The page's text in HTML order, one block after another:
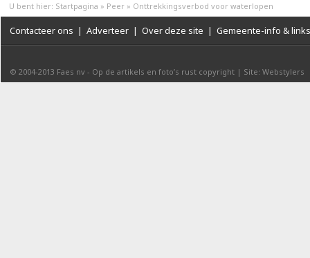
U bent hier: Startpagina » Peer » Onttrekkingsverbod voor waterlopen
Contacteer ons | Adverteer | Over deze site | Gemeente-info & links
© 2004-2013 Faes nv - Op de artikels en foto’s rust copyright | Site: Webstylers